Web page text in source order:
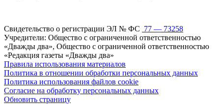
Свидетельство о регистрации ЭЛ № ФС 77 — 73258
Учредители: Общество с ограниченной ответственностью
«Дважды два», Общество с ограниченной ответственностью
«Редакция газеты «Дважды два»
Правила использования материалов
Политика в отношении обработки персональных данных
Политика использования файлов cookie
Согласие на обработку персональных данных
Обновить страницу